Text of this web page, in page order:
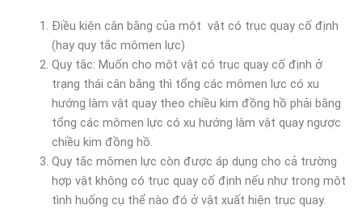
Điều kiện cân bằng của một vật có trục quay cố định
(hay quy tắc mômen lực)
Quy tắc: Muốn cho một vật có trục quay cố định ở
trạng thái cân bằng thì tổng các mômen lực có xu
hướng làm vật quay theo chiều kim đồng hồ phải bằng
tổng các mômen lực có xu hướng làm vật quay ngược
chiều kim đồng hồ.
Quy tắc mômen lực còn được áp dụng cho cả trường
hợp vật không có trục quay cố định nếu như trong một
tình huống cụ thể nào đó ở vật xuất hiện trục quay.